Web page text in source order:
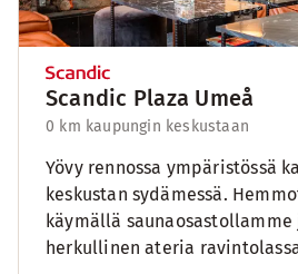
Scandic Plaza Umeå
0 km kaupungin keskustaan
Yövy rennossa ympäristössä
keskustan sydämessä.
käymällä saunaosastollamme
herkullinen ateria